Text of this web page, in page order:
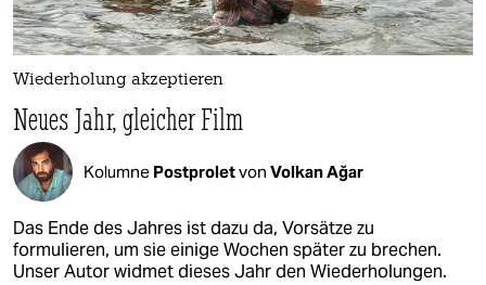
Wiederholung akzeptieren
Neues Jahr, gleicher Film
Kolumne Postproletvon Volkan Ağar
Das Ende des Jahres ist dazu da, Vorsätze zu
formulieren, um sie einige Wochen später zu brechen.
Unser Autor widmet dieses Jahr den Wiederholungen.